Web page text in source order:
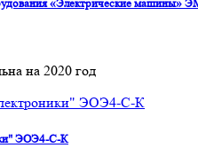
«Электрические машины»
на 2020 год
ЭОЭ4-С-К